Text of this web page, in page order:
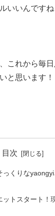
いいんです
これから毎
と思います！
目次
っくりな
ットスタート！